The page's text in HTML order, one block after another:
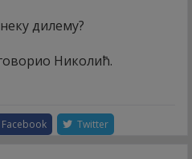
дилему?
Николић.
Facebook Twitter